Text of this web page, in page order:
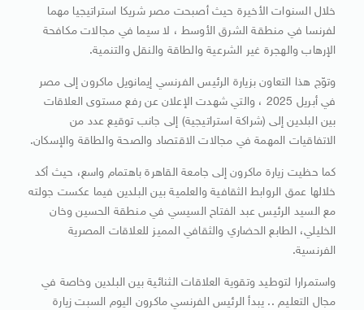
خلال السنوات الأخيرة حيث أصبحت مصر شريكا استراتيجيا مهما
لفرنسا في منطقة الشرق الأوسط ، لا سيما في مجالات مكافحة
الإرهاب والهجرة غير الشرعية والطاقة والنقل والتنمية.
وتوّج هذا التعاون بزيارة الرئيس الفرنسي إيمانويل ماكرون إلى مصر
في أبريل 2025 ، والتي شهدت الإعلان عن رفع مستوى العلاقات
بين البلدين إلى (شراكة استراتيجية) إلى جانب توقيع عدد من
الاتفاقيات المهمة في مجالات الاقتصاد والصحة والطاقة والإسكان.
كما حظيت زيارة ماكرون إلى جامعة القاهرة باهتمام واسع، حيث أكد
خلالها عمق الروابط الثقافية والعلمية بين البلدين فيما عكست جولته
مع السيد الرئيس عبد الفتاح السيسي في منطقة الحسين وخان
الخليلي، الطابع الحضاري والثقافي المميز للعلاقات المصرية
الفرنسية.
واستمرارا لتوطيد وتقوية العلاقات الثنائية بين البلدين وخاصة في
مجال التعليم .. يبدأ الرئيس الفرنسي ماكرون اليوم السبت زيارة